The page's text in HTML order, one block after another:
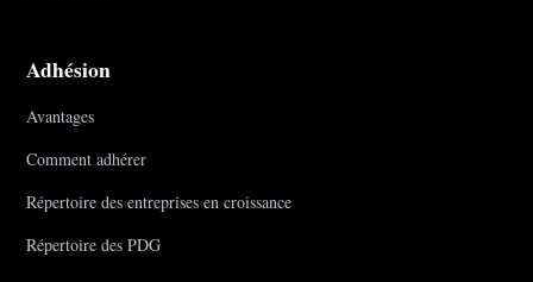
Adhésion
Avantages
Comment adhérer
Répertoire des entreprises en croissance
Répertoire des PDG